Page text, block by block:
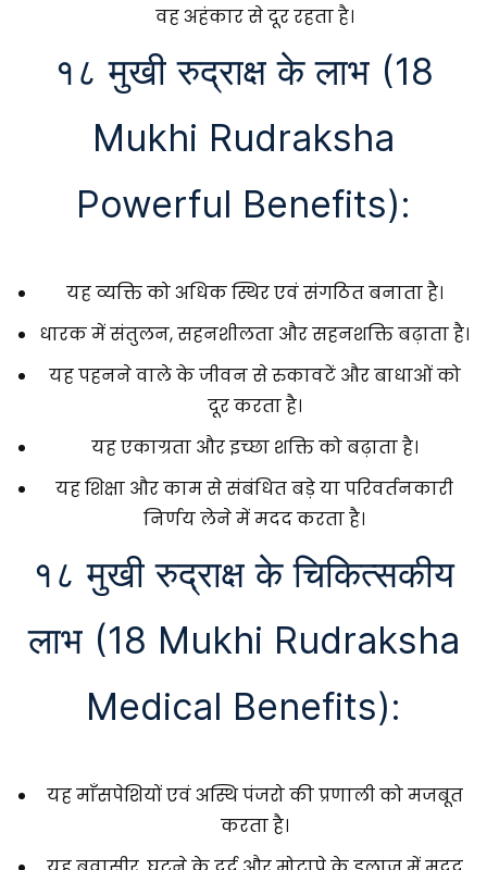
वह अहंकार से दूर रहता है।
१८ मुखी रुद्राक्ष के लाभ (18
Mukhi Rudraksha
Powerful Benefits):
यह व्यक्ति को अधिक स्थिर एवं संगठित बनाता है।
धारक में संतुलन, सहनशीलता और सहनशक्ति बढ़ाता है।
यह पहनने वाले के जीवन से रुकावटें और बाधाओं को
दूर करता है।
यह एकाग्रता और इच्छा शक्ति को बढ़ाता है।
यह शिक्षा और काम से संबंधित बड़े या परिवर्तनकारी
निर्णय लेने में मदद करता है।
१८ मुखी रुद्राक्ष के चिकित्सकीय
लाभ (18 Mukhi Rudraksha
Medical Benefits):
यह माँसपेशियों एवं अस्थि पंजरो की प्रणाली को मजबूत
करता है।